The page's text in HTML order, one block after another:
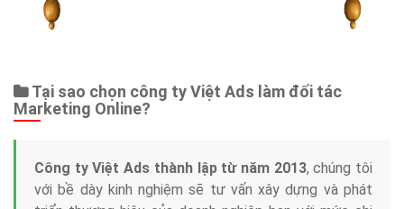
Tại sao chọn công ty Việt Ads làm đối tác
Marketing Online?
Công ty Việt Ads thành lập từ năm 2013, chúng tôi
với bề dày kinh nghiệm sẽ tư vấn xây dựng và phát